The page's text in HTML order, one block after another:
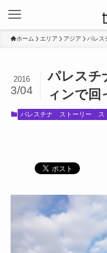
ホーム エリア アジア パレス
パレスチ
ィンで回
2016
3/04
パレスチナ ストーリー ス